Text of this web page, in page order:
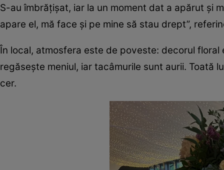
S-au îmbrățișat, iar la un moment dat a apărut și
apare el, mă face și pe mine să stau drept”,
În local, atmosfera este de poveste: decorul
regăsește meniul, iar tacâmurile sunt aurii. Toată
cer.